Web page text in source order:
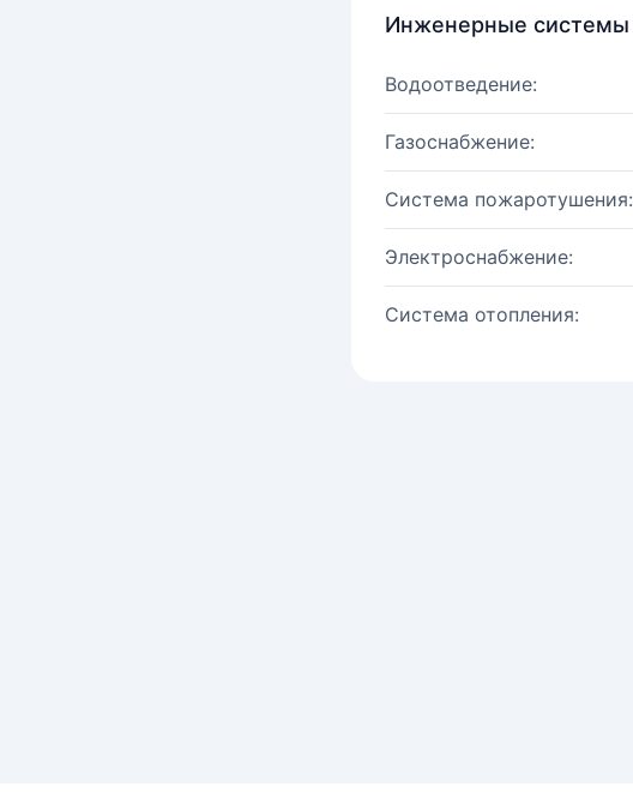
Инженерные системы
Водоотведение:
Газоснабжение:
Система пожаротушения:
Электроснабжение:
Система отопления: